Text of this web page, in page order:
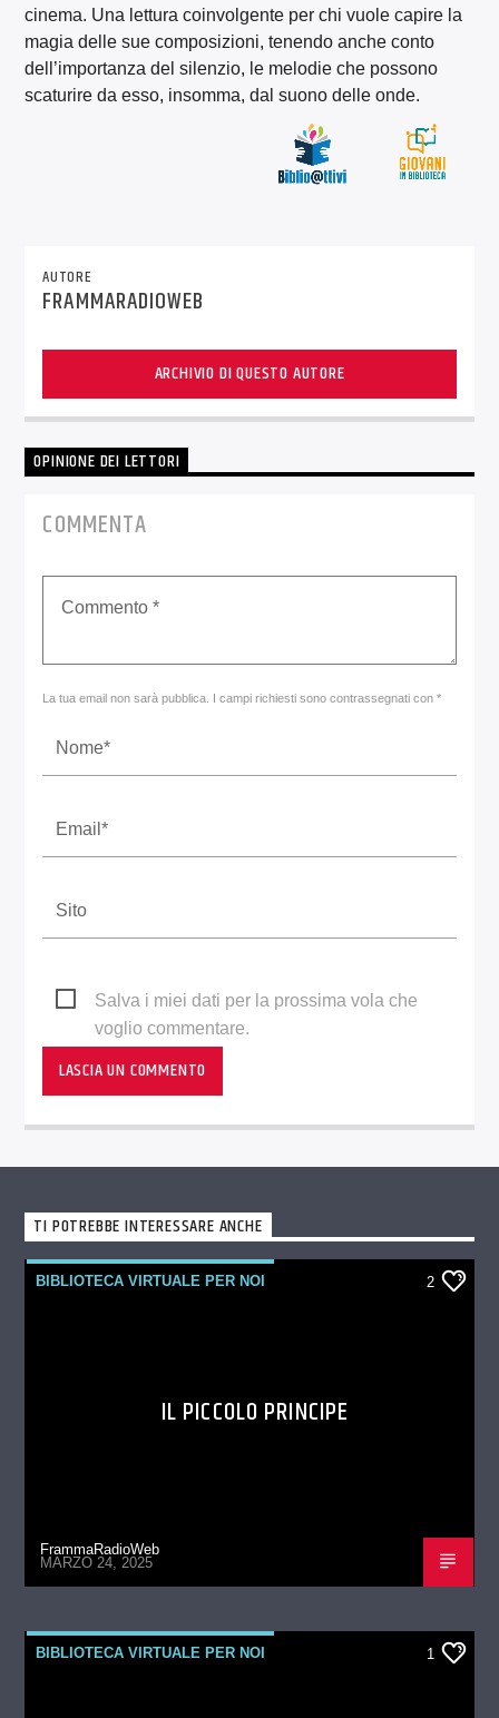
cinema. Una lettura coinvolgente per chi vuole capire la
magia delle sue composizioni, tenendo anche conto
dell’importanza del silenzio, le melodie che possono
scaturire da esso, insomma, dal suono delle onde.
AUTORE
FRAMMARADIOWEB
ARCHIVIO DI QUESTO AUTORE
OPINIONE DEI LETTORI
COMMENTA
La tua email non sarà pubblica. I campi richiesti sono contrassegnati con *
Salva i miei dati per la prossima vola che
voglio commentare.
TI POTREBBE INTERESSARE ANCHE
BIBLIOTECA VIRTUALE PER NOI 2
IL PICCOLO PRINCIPE
FrammaRadioWeb
MARZO 24, 2025
BIBLIOTECA VIRTUALE PER NOI 1